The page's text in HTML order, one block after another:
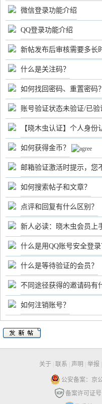
微信登录功能介绍
QQ登录功能介绍
新帖发布后审核需要多长
什么是关注码？
如何找回密码、重置密码？
账号验证状态未验证/已验
【晓木虫认证】个人身
如何获得金币？
邮箱验证激活时提示，您
如何搜索帖子和文章？
点评和回复有什么区别？
新人必读：晓木虫会员上
什么是用QQ账号安全登录
什么是等待验证的会员？
不同途径获得的邀请码有
如何注销账号？
关于 联系 声明 举报
公安备案：京
备案许可证